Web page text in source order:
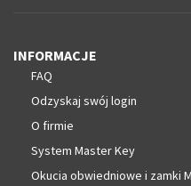
INFORMACJE
FAQ
Odzyskaj swój login
O firmie
System Master Key
Okucia obwiedniowe i zamki